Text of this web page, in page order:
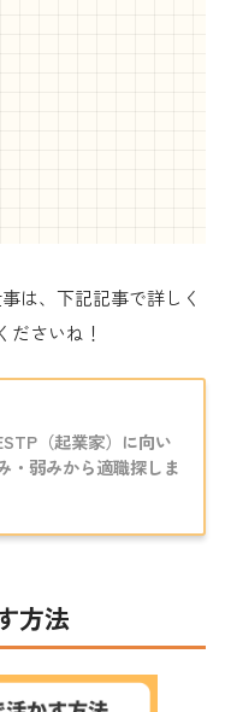
は、下記記事で詳しく
ださいね！
（起業家）に向い
・弱みから適職探しま
方法